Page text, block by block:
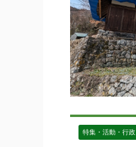
特集・活動・行政